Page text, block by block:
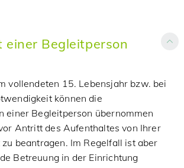
einer Begleitperson
vollendeten 15. Lebensjahr bzw. bei
können die
einer Begleitperson übernommen
Antritt des Aufenthaltes von Ihrer
beantragen. Im Regelfall ist aber
Betreuung in der Einrichtung